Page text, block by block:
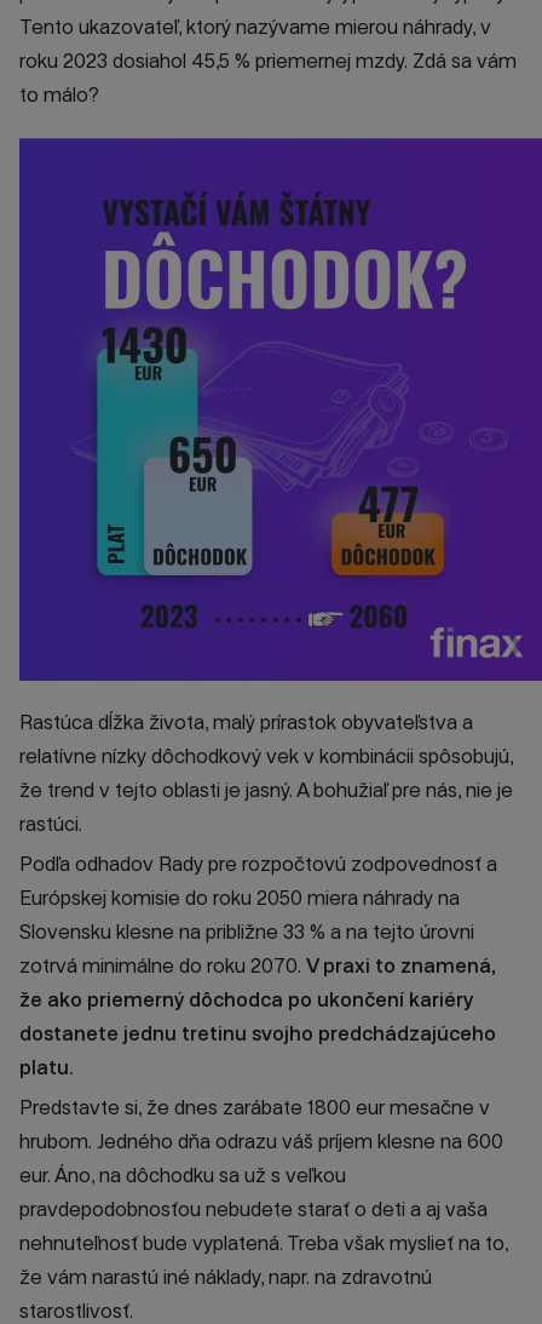
Tento ukazovateľ, ktorý nazývame mierou náhrady, v
roku 2023 dosiahol 45,5 % priemernej mzdy. Zdá sa vám
to málo?
Rastúca dĺžka života, malý prírastok obyvateľstva a
relatívne nízky dôchodkový vek v kombinácii spôsobujú,
že trend v tejto oblasti je jasný. A bohužiaľ pre nás, nie je
rastúci.
Podľa odhadov Rady pre rozpočtovú zodpovednosť a
Európskej komisie do roku 2050 miera náhrady na
Slovensku klesne na približne 33 % a na tejto úrovni
zotrvá minimálne do roku 2070. V praxi to znamená,
že ako priemerný dôchodca po ukončení kariéry
dostanete jednu tretinu svojho predchádzajúceho
platu.
Predstavte si, že dnes zarábate 1800 eur mesačne v
hrubom. Jedného dňa odrazu váš príjem klesne na 600
eur. Áno, na dôchodku sa už s veľkou
pravdepodobnosťou nebudete starať o deti a aj vaša
nehnuteľnosť bude vyplatená. Treba však myslieť na to,
že vám narastú iné náklady, napr. na zdravotnú
starostlivosť.